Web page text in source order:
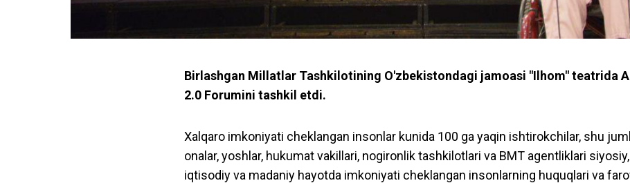
Birlashgan Millatlar Tashkilotining O'zbekistondagi jamoasi "Ilhom" teatrida
2.0 Forumini tashkil etdi.
Xalqaro imkoniyati cheklangan insonlar kunida 100 ga yaqin ishtirokchilar, shu
onalar, yoshlar, hukumat vakillari, nogironlik tashkilotlari va BMT agentliklari
iqtisodiy va madaniy hayotda imkoniyati cheklangan insonlarning huquqlari va